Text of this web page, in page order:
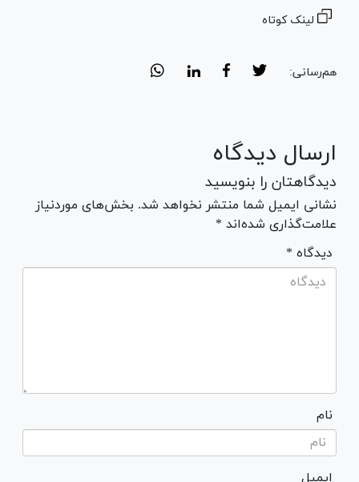
لینک کوتاه
هم‌رسانی:
ارسال دیدگاه
دیدگاهتان را بنویسید
نشانی ایمیل شما منتشر نخواهد شد. بخش‌های موردنیاز
علامت‌گذاری شده‌اند *
* دیدگاه
نام
ایمیل